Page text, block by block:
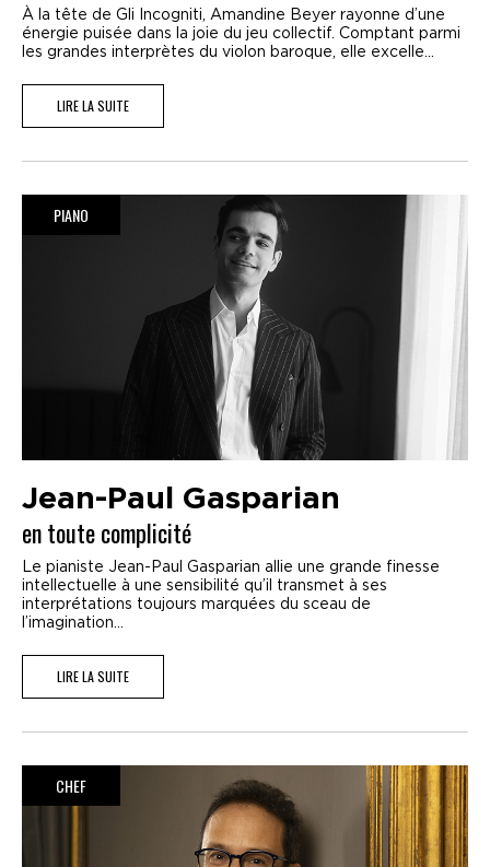
À la tête de Gli Incogniti, Amandine Beyer rayonne d’une
énergie puisée dans la joie du jeu collectif. Comptant parmi
les grandes interprètes du violon baroque, elle excelle...
LIRE LA SUITE
PIANO
Jean-Paul Gasparian
en toute complicité
Le pianiste Jean-Paul Gasparian allie une grande finesse
intellectuelle à une sensibilité qu’il transmet à ses
interprétations toujours marquées du sceau de
l’imagination...
LIRE LA SUITE
CHEF